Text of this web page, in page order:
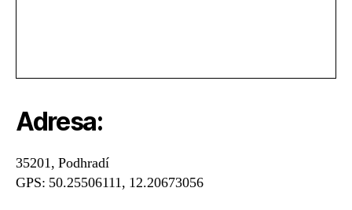
Adresa:
35201, Podhradí
GPS: 50.25506111, 12.20673056